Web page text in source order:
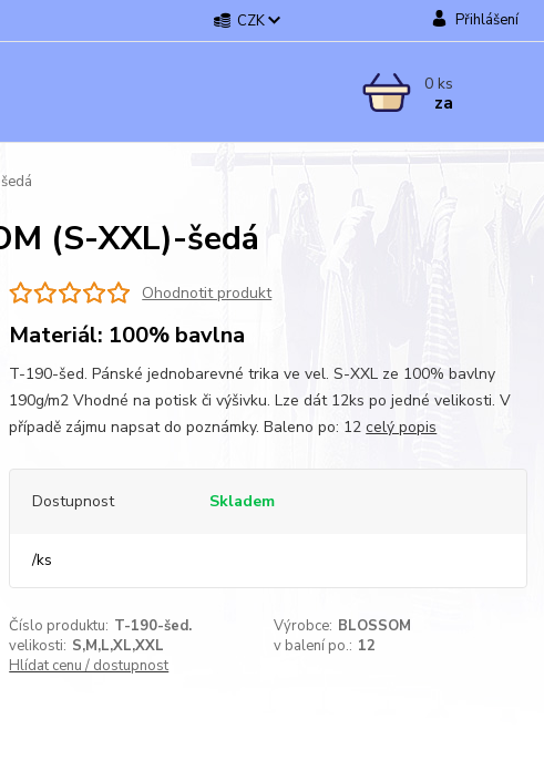
CZK Přihlášení
0 ks
za
(S-XXL)-šedá
Ohodnotit produkt
Materiál: 100% bavlna
T-190-šed. Pánské jednobarevné trika ve vel. S-XXL ze 100% bavlny
190g/m2 Vhodné na potisk či výšivku. Lze dát 12ks po jedné velikosti. V
případě zájmu napsat do poznámky. Baleno po: 12celý popis
Dostupnost Skladem
/ks
Číslo produktu: T-190-šed. Výrobce: BLOSSOM
velikosti: S,M,L,XL,XXL v balení po.: 12
Hlídat cenu / dostupnost